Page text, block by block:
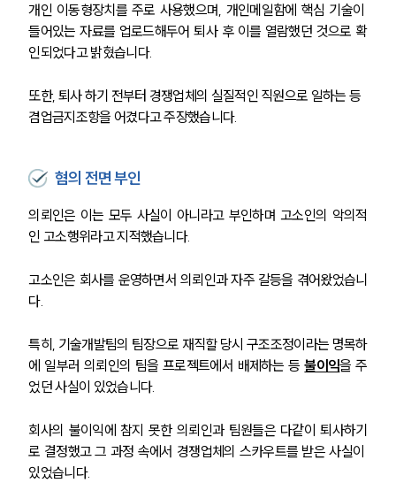
개인 이동형장치를 주로 사용했으며, 개인메일함에 핵심 기술이
들어있는 자료를 업로드해두어 퇴사 후 이를 열람했던 것으로 확
인되었다고 밝혔습니다.
또한, 퇴사 하기 전부터 경쟁업체의 실질적인 직원으로 일하는 등
겸업금지조항을 어겼다고 주장했습니다.
혐의 전면 부인
의뢰인은 이는 모두 사실이 아니라고 부인하며 고소인의 악의적
인 고소행위라고 지적했습니다.
고소인은 회사를 운영하면서 의뢰인과 자주 갈등을 겪어왔었습니
다.
특히, 기술개발팀의 팀장으로 재직할 당시 구조조정이라는 명목하
에 일부러 의뢰인의 팀을 프로젝트에서 배제하는 등 불이익을 주
었던 사실이 있었습니다.
회사의 불이익에 참지 못한 의뢰인과 팀원들은 다같이 퇴사하기
로 결정했고 그 과정 속에서 경쟁업체의 스카우트를 받은 사실이
있었습니다.